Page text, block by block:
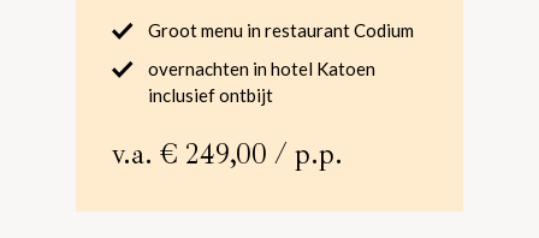
Groot menu in restaurant Codium
overnachten in hotel Katoen
inclusief ontbijt
v.a. € 249,00 / p.p.